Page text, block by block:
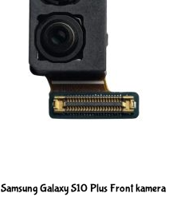
Samsung Galaxy S10 Plus Front kamera